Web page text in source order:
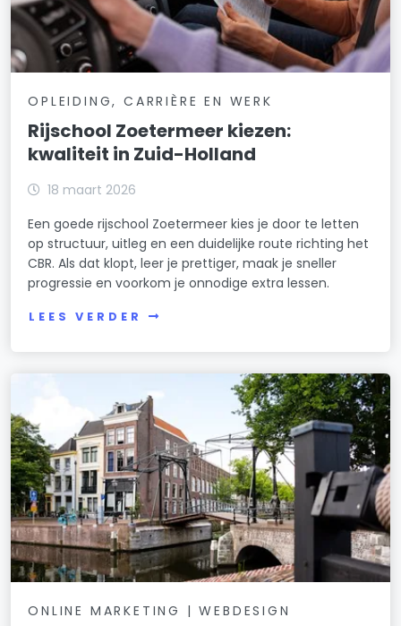
OPLEIDING, CARRIÈRE EN WERK
Rijschool Zoetermeer kiezen:
kwaliteit in Zuid-Holland
18 maart 2026
Een goede rijschool Zoetermeer kies je door te letten
op structuur, uitleg en een duidelijke route richting het
CBR. Als dat klopt, leer je prettiger, maak je sneller
progressie en voorkom je onnodige extra lessen.
LEES VERDER
ONLINE MARKETING | WEBDESIGN